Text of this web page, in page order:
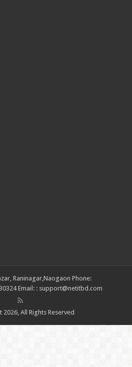
Raninagar,Naogaon Phone:
Email: : support@netitbd.com
All Rights Reserved